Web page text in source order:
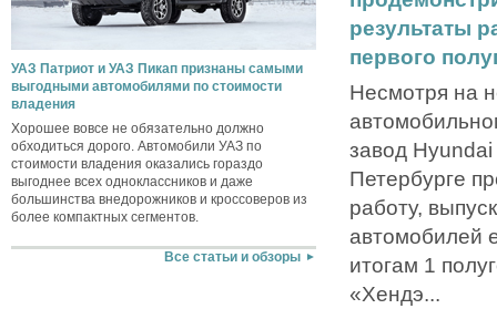
УАЗ Патриот и УАЗ Пикап признаны самыми
выгодными автомобилями по стоимости
владения
Хорошее вовсе не обязательно должно
обходиться дорого. Автомобили УАЗ по
стоимости владения оказались гораздо
выгоднее всех одноклассников и даже
большинства внедорожников и кроссоверов из
более компактных сегментов.
Все статьи и обзоры
результаты
первого
Несмотря на
завод
Петербурге
работу,
автомобилей
итогам 1
«Хендэ...